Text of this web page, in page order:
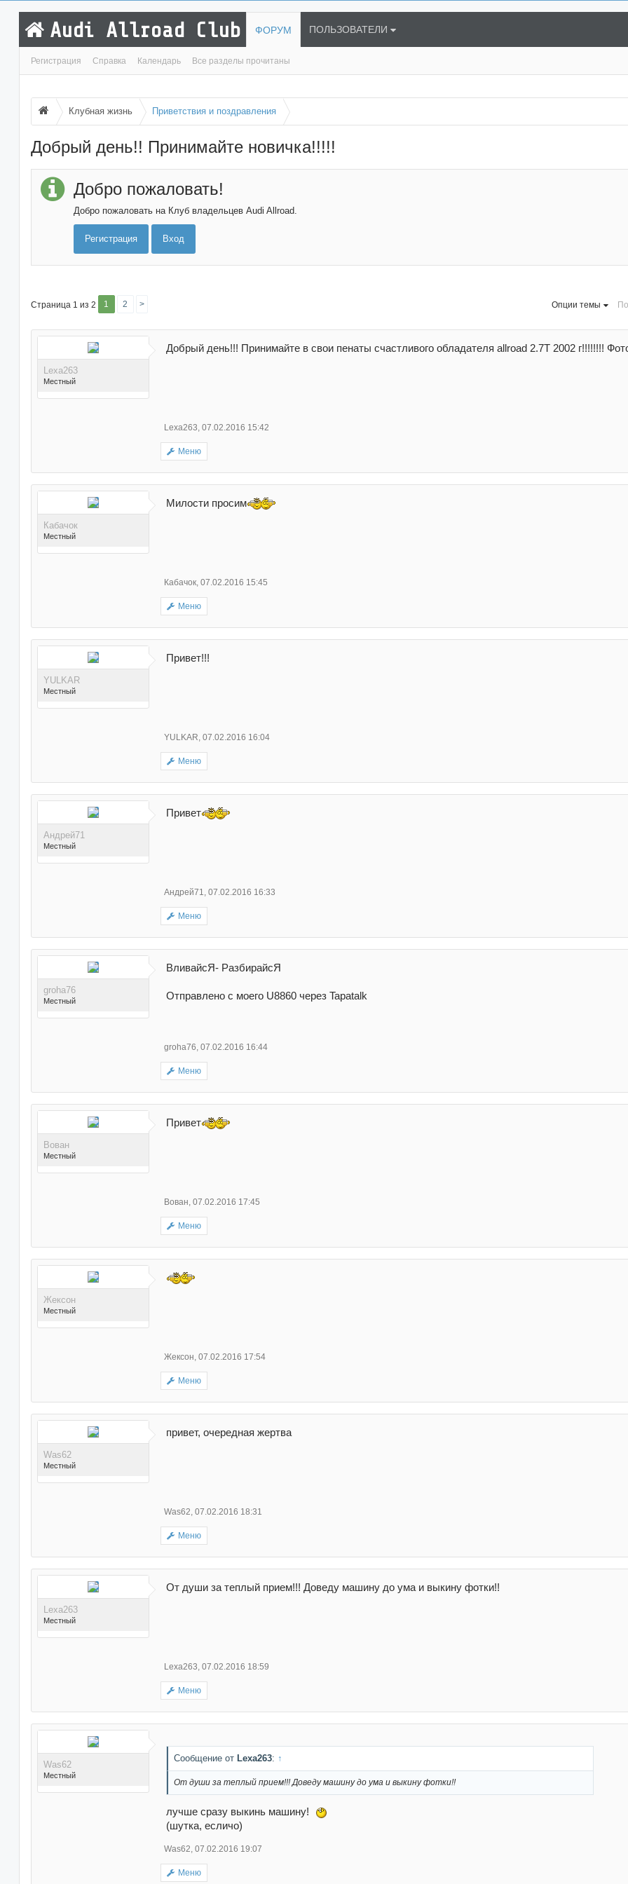
Audi Allroad Club ФОРУМ
Регистрация Справка Календарь Все разделы прочитаны
ПОЛЬЗОВАТЕЛИ
Клубная жизнь Приветствия и поздравления
Добрый день!! Принимайте новичка!!!!!
Добро пожаловать!
Добро пожаловать на Клуб владельцев Audi Allroad.
Регистрация Вход
Опции темы
Страница 1 из 2 1 2 >
Lexa263
Местный
3 сообщениях
Добрый день!!! Принимайте в свои пенаты счастливого обладателя allroad 2.7T 2002 г!!!!!!!!
Lexa263, 07.02.2016 15:42
Меню
Кабачок
Местный
Поблагодарили 167
раз(а) в 149 сообщениях
Милости просим
Кабачок, 07.02.2016 15:45
Меню
YULKAR
Местный
Поблагодарили 49 раз(а)
в 38 сообщениях
Привет!!!
YULKAR, 07.02.2016 16:04
Меню
Андрей71
Местный
Поблагодарили 99 раз(а)
в 94 сообщениях
Привет
Андрей71, 07.02.2016 16:33
Меню
groha76
Местный
Поблагодарили 58 раз(а)
в 58 сообщениях
ВливайсЯ- РазбирайсЯ
Отправлено с моего U8860 через Tapatalk
groha76, 07.02.2016 16:44
Меню
Вован
Местный
Поблагодарили 75 раз(а)
в 72 сообщениях
Привет
Вован, 07.02.2016 17:45
Меню
Жексон
Местный
Поблагодарили 176
раз(а) в 161 сообщениях
Жексон, 07.02.2016 17:54
Меню
Was62
Местный
Поблагодарили 516
раз(а) в 472 сообщениях
привет, очередная жертва
Was62, 07.02.2016 18:31
Меню
Lexa263
Местный
3 сообщениях
От души за теплый прием!!! Доведу машину до ума и выкину фотки!!
Lexa263, 07.02.2016 18:59
Меню
Was62
Местный
Сообщение от Lexa263: ↑
От души за теплый прием!!! Доведу машину до ума и выкину фотки!!
лучше сразу выкинь машину!
(шутка, есличо)
Was62, 07.02.2016 19:07
Меню